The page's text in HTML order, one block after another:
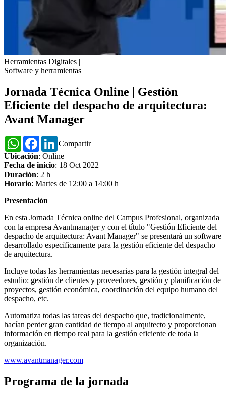
Herramientas Digitales |
Software y herramientas
Jornada Técnica Online | Gestión
Eficiente del despacho de arquitectura:
Avant Manager
Compartir
WhatsAppFacebookLinkedIn
Ubicación: Online
Fecha de inicio: 18 Oct 2022
Duración: 2 h
Horario: Martes de 12:00 a 14:00 h
Presentación
En esta Jornada Técnica online del Campus Profesional, organizada
con la empresa Avantmanager y con el título "Gestión Eficiente del
despacho de arquitectura: Avant Manager" se presentará un software
desarrollado específicamente para la gestión eficiente del despacho
de arquitectura.
Incluye todas las herramientas necesarias para la gestión integral del
estudio: gestión de clientes y proveedores, gestión y planificación de
proyectos, gestión económica, coordinación del equipo humano del
despacho, etc.
Automatiza todas las tareas del despacho que, tradicionalmente,
hacían perder gran cantidad de tiempo al arquitecto y proporcionan
información en tiempo real para la gestión eficiente de toda la
organización.
www.avantmanager.com
Programa de la jornada